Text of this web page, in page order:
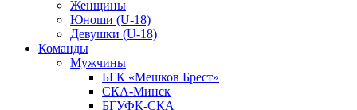
Женщины
Юноши (U-18)
Девушки (U-18)
Команды
Мужчины
БГК «Мешков Брест»
СКА-Минск
БГУФК-СКА